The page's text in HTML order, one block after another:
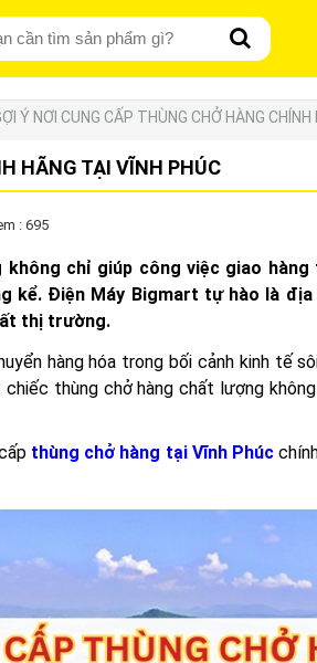
Ý NƠI CUNG CẤP THÙNG CHỞ HÀNG
HÃNG TẠI VĨNH PHÚC
: 695
chỉ giúp công việc giao
kể. Điện Máy Bigmart tự hào là
thị trường.
hàng hóa trong bối cảnh kinh tế
chiếc thùng chở hàng chất lượng
thùng chở hàng tại Vĩnh Phúc